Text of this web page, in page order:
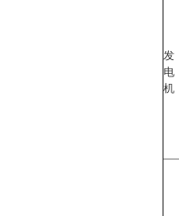
发
电
机